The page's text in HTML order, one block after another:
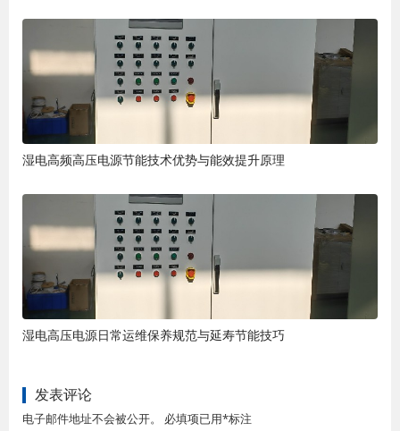
湿电高频高压电源节能技术优势与能效提升原理
湿电高压电源日常运维保养规范与延寿节能技巧
发表评论
电子邮件地址不会被公开。 必填项已用*标注